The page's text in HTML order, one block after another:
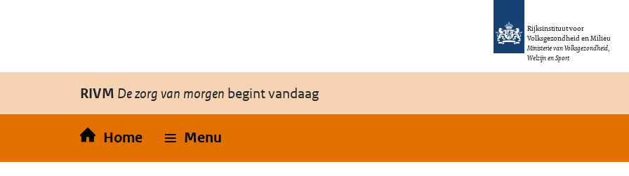
Rijksinstituut voor
Volksgezondheid en Milieu
Ministerie van Volksgezondheid,
Welzijn en Sport
RIVM De zorg van morgen begint vandaag
Home Menu